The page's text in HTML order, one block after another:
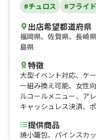
#チュロス #フライ
出店希望都道府県
福岡県、 佐賀県、 長崎県
島県
特徴
大型イベント対応、 ケ
ー組み換え可能、 女性
ルコールメニュー、 ア
キャッシュレス決済、
提供商品
焼小籠包、パインスカ